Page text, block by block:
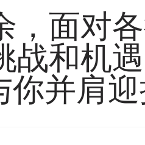
，面对
战和机遇
你并肩